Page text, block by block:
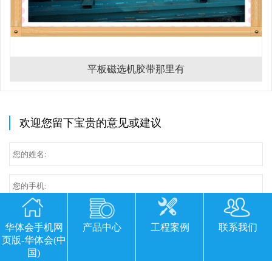
平板磁选机胶带那里有
欢迎您留下宝贵的意见或建议
华体会手机网
页版-华体会(中
国)
产品中心 工程案例 联系我们